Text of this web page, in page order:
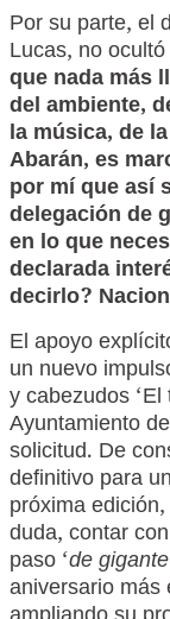
Por su parte, el
Lucas, no
que nada más
del ambiente,
la música, de
Abarán, es
por mí que así
delegación de
en lo que
declarada
decirlo?
El apoyo
un nuevo
y cabezudos
Ayuntamiento
solicitud. De
definitivo para
próxima
duda, contar
paso ‘de gigante
aniversario más